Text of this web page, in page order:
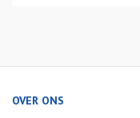
OVER ONS